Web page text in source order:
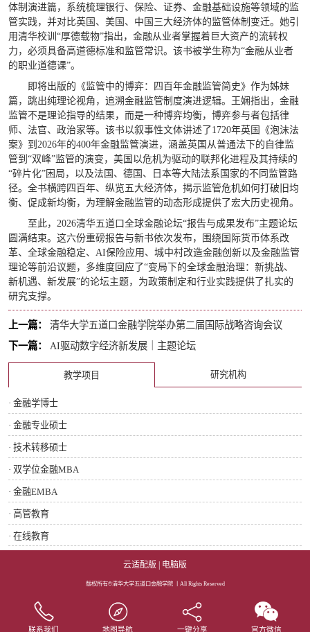
体制演进篇，系统梳理银行、保险、证券、金融基础设施等领域的监
管实践，并对比英国、美国、中国三大经济体的监管体制变迁。她引
用清华校训“厚德载物”指出，金融从业者掌握着巨大资产的流转权
力，必须具备高道德标准和监管常识。该书被学生称为“金融从业者
的职业道德课”。
即将出版的《监管中的博弈：四百年金融监管简史》作为姊妹
篇，跳出纯理论视角，追溯金融监管制度演进逻辑。王娴指出，金融
监管不是理论指导的结果，而是一种博弈均衡，博弈参与者包括律
师、法官、政治家等。该书以叙事性文体讲述了1720年英国《泡沫法
案》到2026年的400年金融监管演进，涵盖英国从普通法下的自律监
管到“双峰”监管的演变，美国以危机为驱动的联邦化进程及其持续的
“碎片化”困局，以及法国、德国、日本等大陆法系国家的不同监管路
径。全书横跨四百年、纵览五大经济体，揭示监管危机如何打破旧均
衡、促成新均衡，为理解金融监管的动态形成提供了宏大历史视角。
至此，2026清华五道口全球金融论坛“报告与成果发布”主题论坛
圆满结束。这六份重磅报告与新书依次发布，围绕国际货币体系改
革、全球金融稳定、AI保险应用、城中村改造金融创新以及金融监管
理论等前沿议题，多维度回应了“变局下的全球金融治理：新挑战、
新机遇、新发展”的论坛主题，为政策制定和行业实践提供了扎实的
研究支撑。
上一篇：
清华大学五道口金融学院举办第二届国际战略咨询会议
下一篇：
AI驱动数字经济新发展｜主题论坛
教学项目 研究机构
· 金融学博士
· 金融专业硕士
· 技术转移硕士
· 双学位金融MBA
· 金融EMBA
· 高管教育
· 在线教育
云适配版 电脑版
版权所有©清华大学五道口金融学院 丨All Rights Reserved
联系我们 地图导航 一键分享 官方微信